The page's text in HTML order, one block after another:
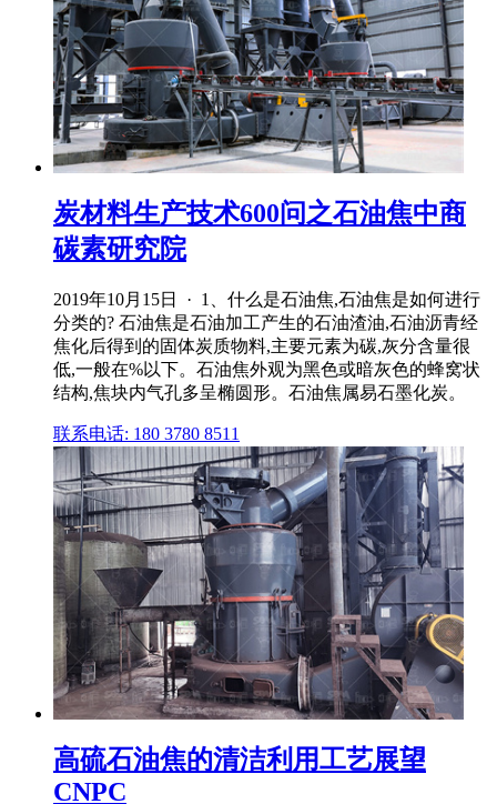
炭材料生产技术600问之石油焦中商
碳素研究院
2019年10月15日 · 1、什么是石油焦,石油焦是如何进行
分类的? 石油焦是石油加工产生的石油渣油,石油沥青经
焦化后得到的固体炭质物料,主要元素为碳,灰分含量很
低,一般在%以下。石油焦外观为黑色或暗灰色的蜂窝状
结构,焦块内气孔多呈椭圆形。石油焦属易石墨化炭。
联系电话: 180 3780 8511
高硫石油焦的清洁利用工艺展望
CNPC